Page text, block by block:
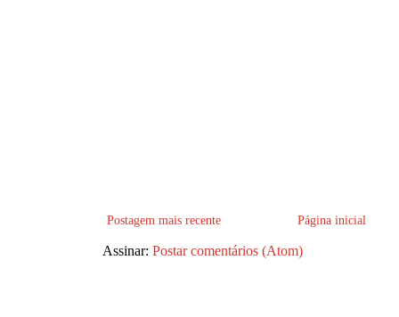
Postagem mais recente Página inicial
Assinar: Postar comentários (Atom)